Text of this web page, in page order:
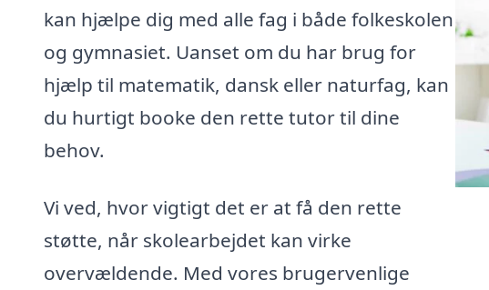
kan hjælpe dig med alle fag i både folkeskolen
og gymnasiet. Uanset om du har brug for
hjælp til matematik, dansk eller naturfag, kan
du hurtigt booke den rette tutor til dine
behov.
Vi ved, hvor vigtigt det er at få den rette
støtte, når skolearbejdet kan virke
overvældende. Med vores brugervenlige